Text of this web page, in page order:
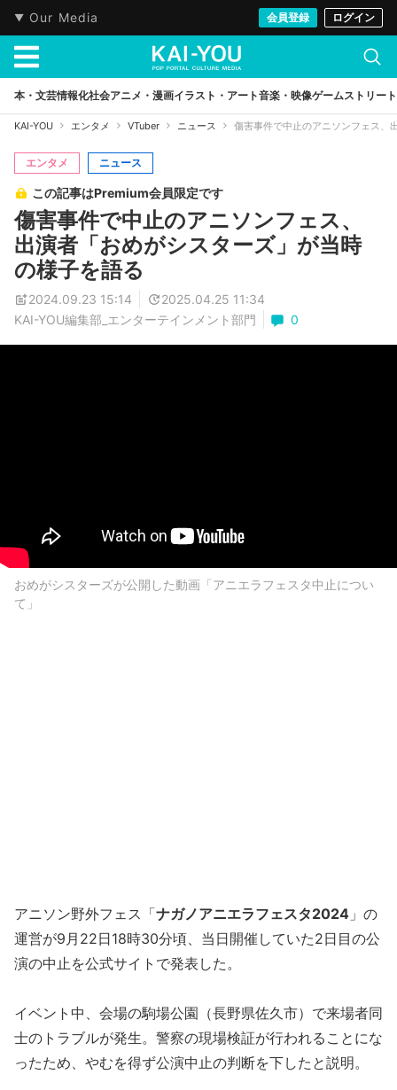
Our Media 会員登録 ログイン
本・文芸情報化社会アニメ・漫画イラスト・アート音楽・映像ゲームストリート
KAI-YOU エンタメ VTuber ニュース 傷害事件で中止のアニソンフェス、
エンタメ ニュース
この記事はPremium会員限定です
傷害事件で中止のアニソンフェス、
出演者「おめがシスターズ」が当時
の様子を語る
2024.09.23 15:14
2025.04.25 11:34
KAI-YOU編集部_エンターテインメント部門
0
おめがシスターズが公開した動画「アニエラフェスタ中止につい
て」
アニソン野外フェス「ナガノアニエラフェスタ2024 」の
運営が9月22日18時30分頃、当日開催していた2日目の公
演の中止を公式サイトで発表した。
イベント中、会場の駒場公園（長野県佐久市）で来場者同
士のトラブルが発生。警察の現場検証が行われることにな
ったため、やむを得ず公演中止の判断を下したと説明。